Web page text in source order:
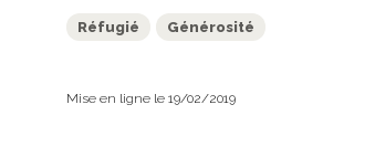
Réfugié Générosité
Mise en ligne le 19/02/2019